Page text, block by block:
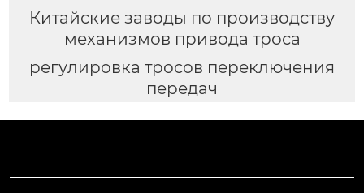
Китайские заводы по производству
механизмов привода троса
регулировка тросов переключения
передач